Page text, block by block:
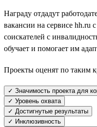
Награду отдадут
вакансии на сервисе hh.ru
соискателей с
обучает и помогает им
Проекты оценят по таким
✓ Значимость проекта для
✓ Уровень охвата
✓ Достигнутые результаты
✓ Инклюзивность